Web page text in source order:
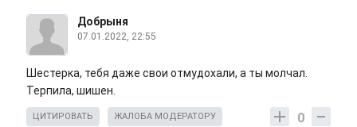
Добрыня
07.01.2022, 22:55
Шестерка, тебя даже свои отмудохали, а ты молчал.
Терпила, шишен.
0
ЦИТИРОВАТЬ ЖАЛОБА МОДЕРАТОРУ